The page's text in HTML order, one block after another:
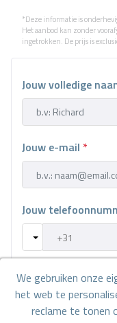
*Deze informatie is
Het aanbod kan zonder
ingetrokken. De prijs is
Jouw volledige
Jouw e-mail *
Jouw
Jouw bericht
We gebruiken onze
het web te
reclame te tonen